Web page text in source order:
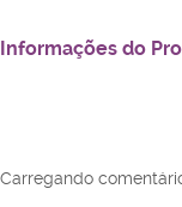
Informações do
Carregando